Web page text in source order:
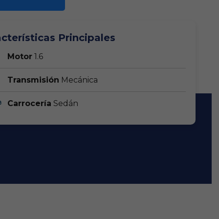
Principales
Motor 1.6
Transmisión Mecánica
Carrocería Sedán